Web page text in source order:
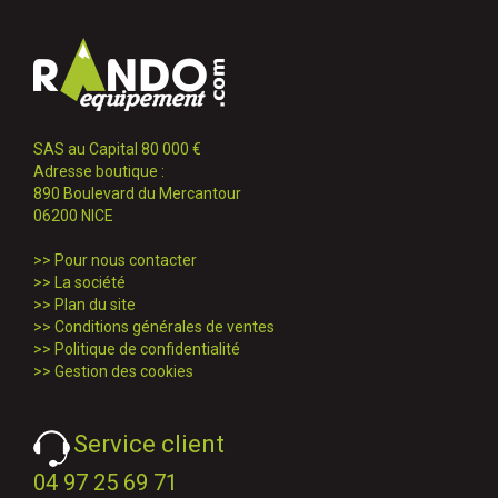
SAS au Capital 80 000 €
Adresse boutique :
890 Boulevard du Mercantour
06200 NICE
>> Pour nous contacter
>>
La société
>> Plan du site
>> Conditions générales de ventes
>> Politique de confidentialité
>> Gestion des cookies
Service client
04 97 25 69 71